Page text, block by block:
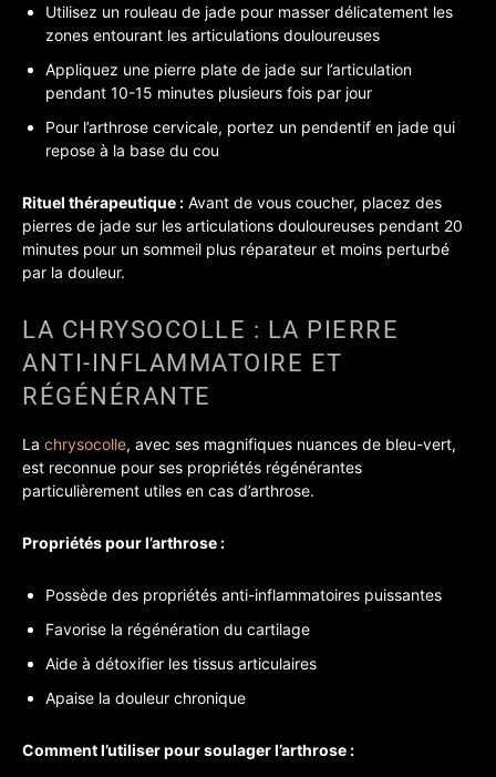
Utilisez un rouleau de jade pour masser délicatement les
zones entourant les articulations douloureuses
Appliquez une pierre plate de jade sur l’articulation
pendant 10-15 minutes plusieurs fois par jour
Pour l’arthrose cervicale, portez un pendentif en jade qui
repose à la base du cou
Rituel thérapeutique : Avant de vous coucher, placez des
pierres de jade sur les articulations douloureuses pendant 20
minutes pour un sommeil plus réparateur et moins perturbé
par la douleur.
LA CHRYSOCOLLE : LA PIERRE
ANTI-INFLAMMATOIRE ET
RÉGÉNÉRANTE
La chrysocolle, avec ses magnifiques nuances de bleu-vert,
est reconnue pour ses propriétés régénérantes
particulièrement utiles en cas d’arthrose.
Propriétés pour l’arthrose :
Possède des propriétés anti-inflammatoires puissantes
Favorise la régénération du cartilage
Aide à détoxifier les tissus articulaires
Apaise la douleur chronique
Comment l’utiliser pour soulager l’arthrose :